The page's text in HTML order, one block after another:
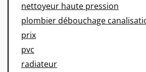
nettoyeur haute pression
plombier débouchage
prix
pvc
radiateur